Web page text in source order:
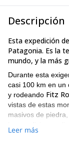
Descripción
Esta expedición
Patagonia. Es la
mundo, y la más
Durante esta
casi 100 km en un
y rodeando Fitz
vistas de estas
masivos de
única en la vida.
Leer más